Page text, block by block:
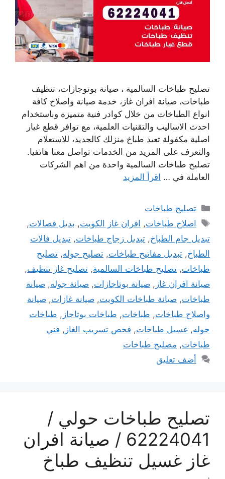
تصليح طباخات السالمية ، صيانة بوتوجازات، تنظيف
طباخات، صيانة افران غاز، خدمة صيانة واصلاح كافة
انواع الطباخات من خلال كوادر فنية متميزة وباستخدام
احدث الاساليب والتقنيات العلمية، مع توافر قطع غيار
اصلية مكفولة تعيد طباخ منزلك كالجديد، للاستعلام
والتعرف على المزيد من الخدمات تواصل معنا هاتفيا.
تصليح طباخات السالمية واحدة من اهم الشركات
العاملة في … اقرأ المزيد
التصنيفات
تصليح طباخات
الوسوم
اصلاح طباخات, افران غاز الكويت, بديل فصالات,
تبديل جام الطباخ, تبديل زجاج طباخات, تبديل فالات
الطباخ, تبديل مفاتيح طباخات, تصليح جوله, تصليح
طباخات, تصليح طباخات السالمية, تصليح غاز تنظيف,
صيانة افران غاز , صيانة بوتاجازات, صيانة جوله, صيانة
طباخات, صيانة طباخات الكويت, صيانة غازات, صيانة
واصلاح طباخات, طباخات, طباخات بوتاجاز , طباخات
جوله, غسيل طباخات, فحص تسريب الغاز , فني
طباخات, مصليح طباخات
أضف تعليق
تصليح طباخات حولي /
62224041 / صيانة افران
غاز غسيل تنظيف طباخ